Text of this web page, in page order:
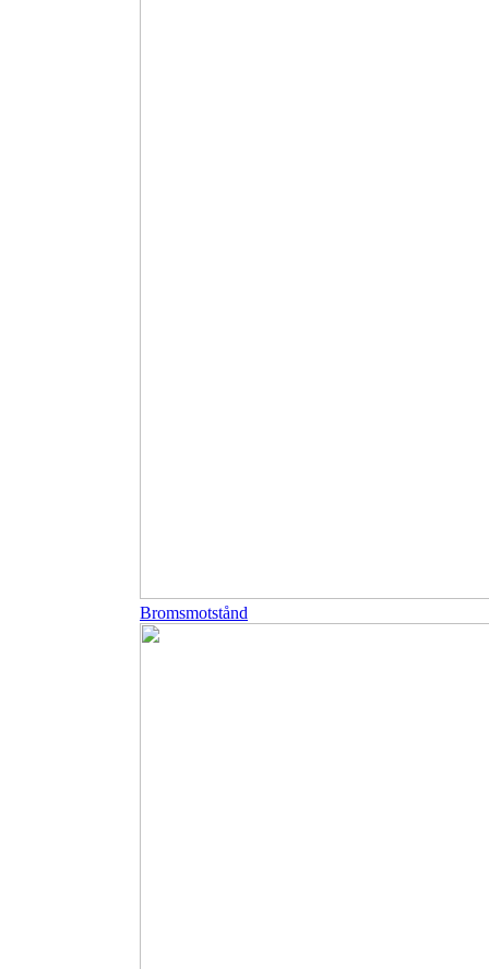
Bromsmotstånd